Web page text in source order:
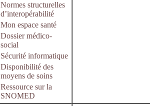
Normes structurelles
d’interopérabilité
Mon espace santé
Dossier médico-
social
Sécurité informatique
Disponibilité des
moyens de soins
Ressource sur la
SNOMED